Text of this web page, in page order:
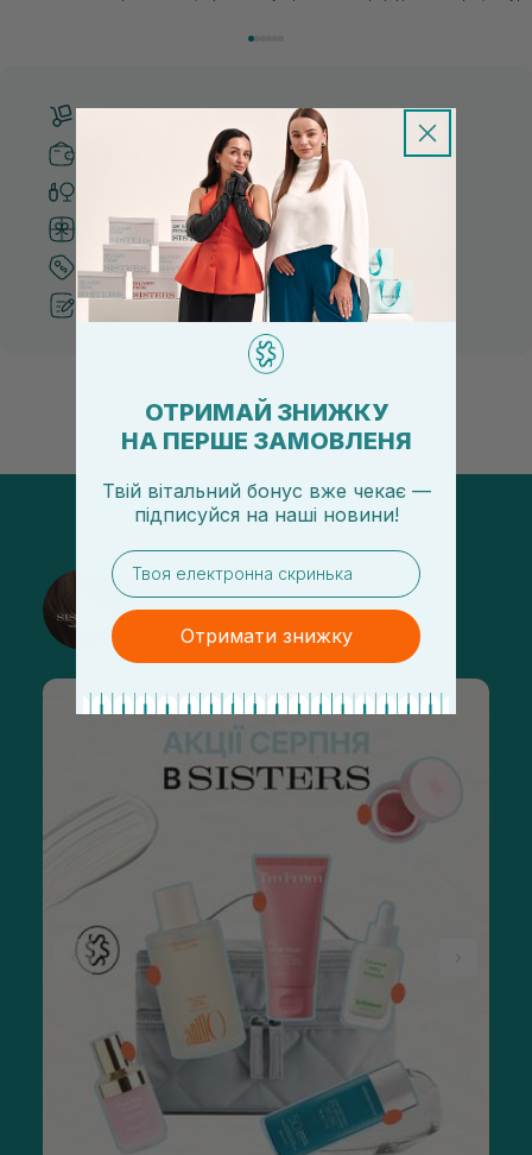
Бесплатная доставка от 3000 UAH
Безопасные способы оплаты
Только оригинальная косметика
Система бонусов и лояльности
Лучшие цены и топ товары
Рекомендации от косметологов
@sisters_stelmakh в Instagram
Подписаться
ОТРИМАЙ ЗНИЖКУ
НА ПЕРШЕ ЗАМОВЛЕНЯ
Твій вітальний бонус вже чекає —
підписуйся на наші новини!
email
Отримати знижку